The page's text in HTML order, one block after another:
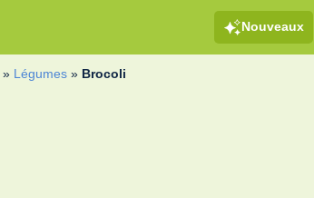
Nouveaux
» Légumes » Brocoli